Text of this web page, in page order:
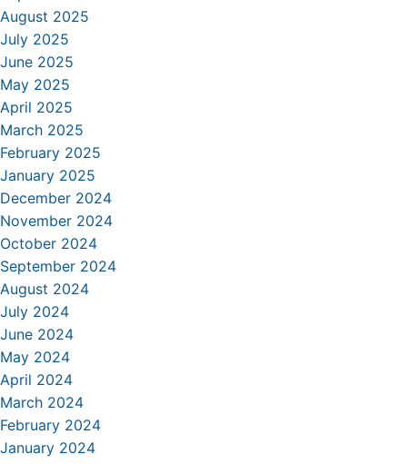
August 2025
July 2025
June 2025
May 2025
April 2025
March 2025
February 2025
January 2025
December 2024
November 2024
October 2024
September 2024
August 2024
July 2024
June 2024
May 2024
April 2024
March 2024
February 2024
January 2024